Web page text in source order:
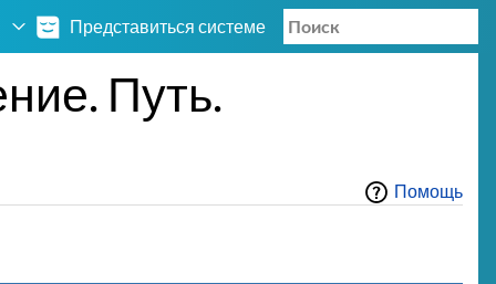
Представиться системе
Путь.
Помощь